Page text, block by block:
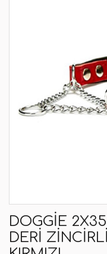
DOGGIE
DERI